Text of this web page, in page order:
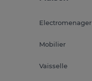
Electromenager
Mobilier
Vaisselle